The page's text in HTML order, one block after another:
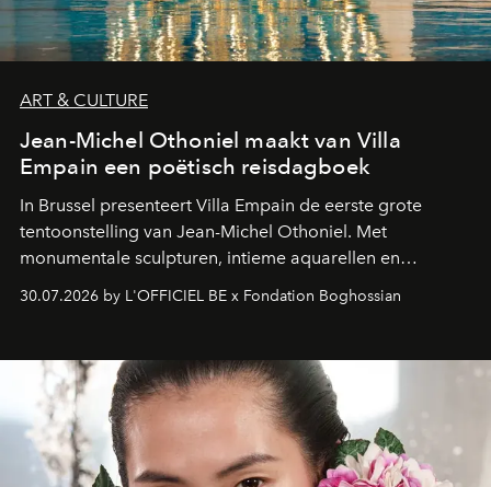
ART & CULTURE
Jean-Michel Othoniel maakt van Villa
Empain een poëtisch reisdagboek
In Brussel presenteert Villa Empain de eerste grote
tentoonstelling van Jean-Michel Othoniel. Met
monumentale sculpturen, intieme aquarellen en
een emotionele reis waarin elk werk de herinnering
moment van verwondering.
30.07.2026 by L'OFFICIEL BE x Fondation Boghossian